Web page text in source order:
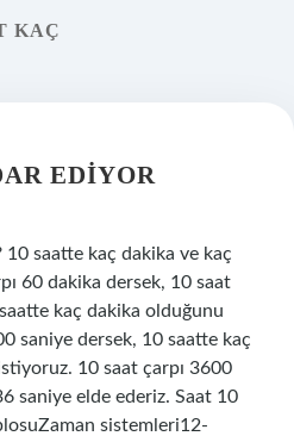
KAÇ
EDIYOR
saatte kaç dakika ve kaç
60 dakika dersek, 10 saat
kaç dakika olduğunu
saniye dersek, 10 saatte kaç
10 saat çarpı 3600
saniye elde ederiz. Saat 10
sistemleri12-